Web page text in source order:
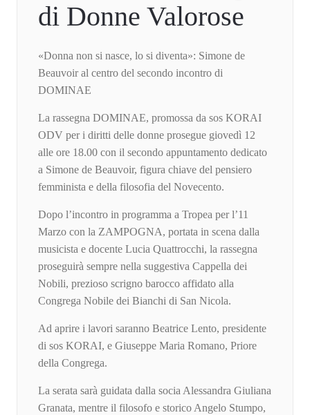
di Donne Valorose
«Donna non si nasce, lo si diventa»: Simone de
Beauvoir al centro del secondo incontro di
DOMINAE
La rassegna DOMINAE, promossa da sos KORAI
ODV per i diritti delle donne prosegue giovedì 12
alle ore 18.00 con il secondo appuntamento dedicato
a Simone de Beauvoir, figura chiave del pensiero
femminista e della filosofia del Novecento.
Dopo l’incontro in programma a Tropea per l’11
Marzo con la ZAMPOGNA, portata in scena dalla
musicista e docente Lucia Quattrocchi, la rassegna
proseguirà sempre nella suggestiva Cappella dei
Nobili, prezioso scrigno barocco affidato alla
Congrega Nobile dei Bianchi di San Nicola.
Ad aprire i lavori saranno Beatrice Lento, presidente
di sos KORAI, e Giuseppe Maria Romano, Priore
della Congrega.
La serata sarà guidata dalla socia Alessandra Giuliana
Granata, mentre il filosofo e storico Angelo Stumpo,